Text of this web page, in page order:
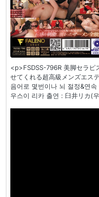
<p>FSDSS-796R 美脚セラピ
せてくれる超高級メンズエス
음어로 몇번이나 뇌 절정&연
우스이 리카 출연 : 臼井リカ(